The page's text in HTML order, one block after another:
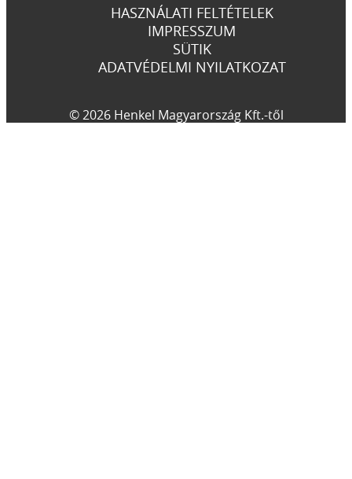
HASZNÁLATI FELTÉTELEK
IMPRESSZUM
SÜTIK
ADATVÉDELMI NYILATKOZAT
© 2026 Henkel Magyarország Kft.-től